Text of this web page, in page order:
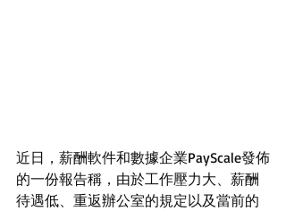
近日，薪酬軟件和數據企業PayScale發佈
的一份報告稱，由於工作壓力大、薪酬
待遇低、重返辦公室的規定以及當前的